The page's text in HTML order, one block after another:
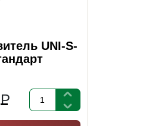
UNI-S-
Р